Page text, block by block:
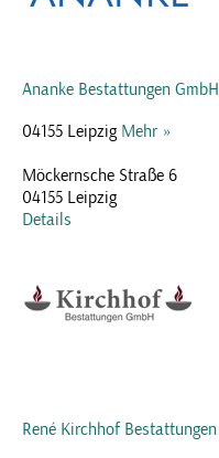
Ananke Bestattungen GmbH
04155 Leipzig Mehr »
Möckernsche Straße 6
04155 Leipzig
Details
René Kirchhof Bestattungen